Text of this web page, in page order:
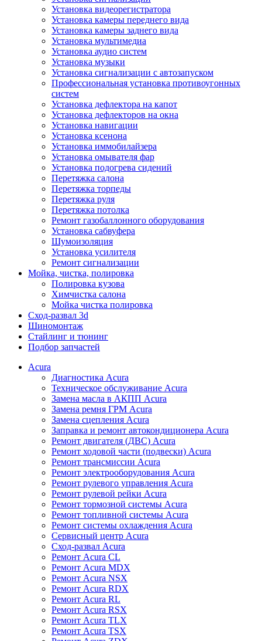
Установка видеорегистратора
Установка камеры переднего вида
Установка камеры заднего вида
Установка мультимедиа
Установка аудио систем
Установка музыки
Установка сигнализации с автозапуском
Профессиональная установка противоугонных
систем
Установка дефлектора на капот
Установка дефлекторов на окна
Установка навигации
Установка ксенона
Установка иммобилайзера
Установка омывателя фар
Установка подогрева сидений
Перетяжка салона
Перетяжка торпеды
Перетяжка руля
Перетяжка потолка
Ремонт газобаллонного оборудования
Установка сабвуфера
Шумоизоляция
Установка усилителя
Ремонт сигнализации
Мойка, чистка, полировка
Полировка кузова
Химчистка салона
Мойка чистка полировка
Сход-развал 3d
Шиномонтаж
Стайлинг и тюнинг
Подбор запчастей
Acura
Диагностика Acura
Техническое обслуживание Acura
Замена масла в АКПП Acura
Замена ремня ГРМ Acura
Замена сцепления Acura
Заправка и ремонт автокондиционера Acura
Ремонт двигателя (ДВС) Acura
Ремонт ходовой части (подвески) Acura
Ремонт трансмиссии Acura
Ремонт электрооборудования Acura
Ремонт рулевого управления Acura
Ремонт рулевой рейки Acura
Ремонт тормозной системы Acura
Ремонт топливной системы Acura
Ремонт системы охлаждения Acura
Сервисный центр Acura
Сход-развал Acura
Ремонт Acura CL
Ремонт Acura MDX
Ремонт Acura NSX
Ремонт Acura RDX
Ремонт Acura RL
Ремонт Acura RSX
Ремонт Acura TLX
Ремонт Acura TSX